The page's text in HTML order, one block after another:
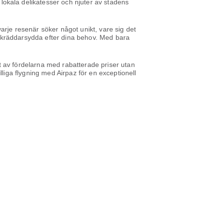
delikatesser och njuter av stadens
resenär söker något unikt, vare sig det
efter dina behov. Med bara
fördelarna med rabatterade priser utan
flygning med Airpaz för en exceptionell